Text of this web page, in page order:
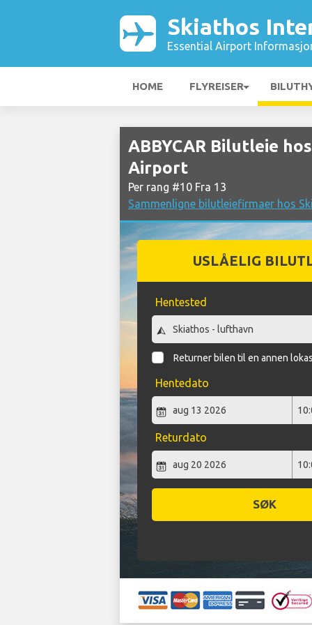
Skiathos
Essential Airport
HOME FLYREISER
ABBYCAR Bilutleie
Airport
Per rang #10 Fra 13
Sammenligne bilutleiefirmaer hos
USLÅELIG
Hentested
Returner bilen til en annen
Hentedato
Returdato
SØK